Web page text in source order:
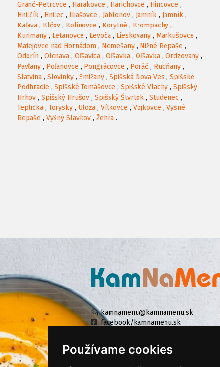
Používame cookies
Granč-Petrovce , Harakovce , Harichovce , Hincovce ,
Hnilčík , Hnilec , Iliašovce , Jablonov , Jamník , Jamník ,
Kaľava , Klčov , Kolinovce , Korytné , Krompachy ,
Kurimany , Letanovce , Levoča , Lieskovany , Markušovce ,
Matejovce nad Hornádom , Nemešany , Nižné Repaše ,
Odorín , Olcnava , Oľšavica , Oľšavka , Oľšavka , Ordzovany ,
Pavľany , Poľanovce , Pongrácovce , Poráč , Rudňany ,
Slatvina , Slovinky , Smižany , Spišská Nová Ves , Spišské
Podhradie , Spišské Tomášovce , Spišské Vlachy , Spišský
Hrhov , Spišský Hrušov , Spišský Štvrtok , Studenec ,
Teplička , Torysky , Uloža , Vítkovce , Vojkovce , Vyšné
Repaše , Vyšný Slavkov , Žehra .
kamnamenu@kamnamenu.sk
facebook/kamnamenu.sk